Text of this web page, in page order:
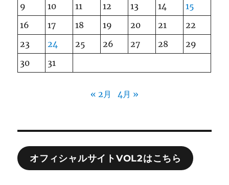
9
10 11 12 13 14
15
16
17 18 19 20 21
22
23
24 25 26 27 28
29
30
31
« 2月 4月 »
オフィシャルサイトVOL2はこちら